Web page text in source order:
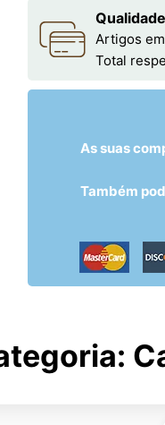
Artigos
Total
As suas
Também